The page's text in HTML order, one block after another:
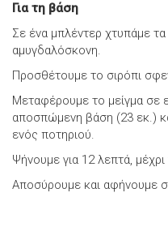
Για τη βάση
Σε ένα μπλέντερ χτυπάμε
αμυγδαλόσκονη.
Προσθέτουμε το σιρόπι
Μεταφέρουμε το μείγμα σε
αποσπώμενη βάση (23 εκ.)
ενός ποτηριού.
Ψήνουμε για 12 λεπτά,
Αποσύρουμε και αφήνουμε